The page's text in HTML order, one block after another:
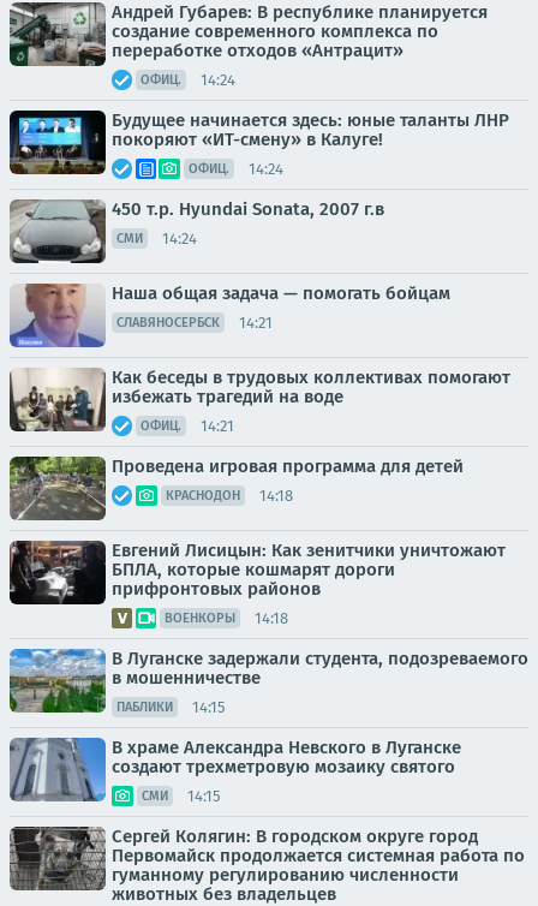
Андрей Губарев: В республике планируется
создание современного комплекса по
переработке отходов «Антрацит»
ОФИЦ. 14:24
Будущее начинается здесь: юные таланты ЛНР
покоряют «ИТ-смену» в Калуге!
ОФИЦ. 14:24
450 т.p. Hyundai Sonata, 2007 г.в
СМИ 14:24
Наша общая задача — помогать бойцам
СЛАВЯНОСЕРБСК 14:21
Как беседы в трудовых коллективах помогают
избежать трагедий на воде
ОФИЦ. 14:21
Проведена игровая программа для детей
КРАСНОДОН 14:18
Евгений Лисицын: Как зенитчики уничтожают
БПЛА, которые кошмарят дороги
прифронтовых районов
ВОЕНКОРЫ 14:18
В Луганске задержали студента, подозреваемого
в мошенничестве
ПАБЛИКИ 14:15
В храме Александра Невского в Луганске
создают трехметровую мозаику святого
СМИ 14:15
Сергей Колягин: В городском округе город
Первомайск продолжается системная работа по
гуманному регулированию численности
животных без владельцев